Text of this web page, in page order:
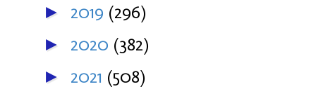
► 2019 (296)
► 2020 (382)
► 2021 (508)